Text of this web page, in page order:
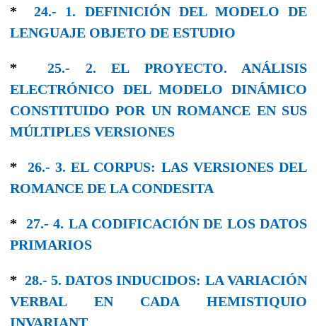
*24.- 1. DEFINICIÓN DEL MODELO DE
LENGUAJE OBJETO DE ESTUDIO
* 25.- 2. EL PROYECTO. ANÁLISIS
ELECTRÓNICO DEL MODELO DINÁMICO
CONSTITUIDO POR UN ROMANCE EN SUS
MÚLTIPLES VERSIONES
* 26.- 3. EL CORPUS: LAS VERSIONES DEL
ROMANCE DE LA CONDESITA
* 27.- 4. LA CODIFICACIÓN DE LOS DATOS
PRIMARIOS
* 28.- 5. DATOS INDUCIDOS: LA VARIACIÓN
VERBAL EN CADA HEMISTIQUIO
INVARIANT